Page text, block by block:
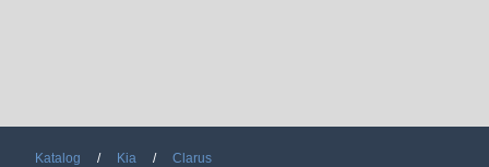
Katalog Kia Clarus